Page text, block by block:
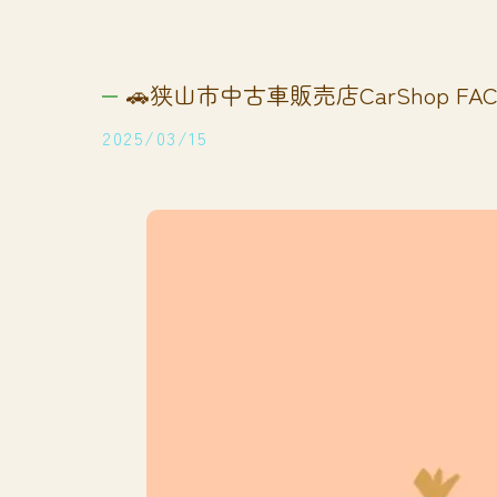
🚗狭山市中古車販売店CarShop
2025/03/15